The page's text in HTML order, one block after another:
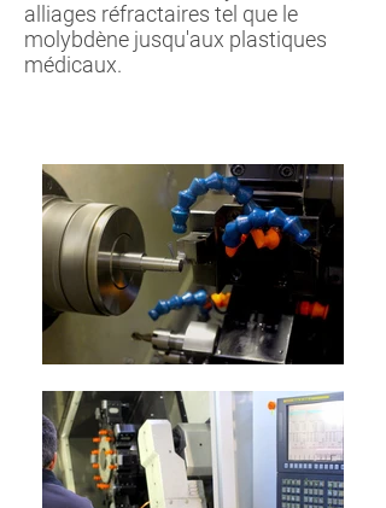
alliages réfractaires tel que le
molybdène jusqu'aux plastiques
médicaux.